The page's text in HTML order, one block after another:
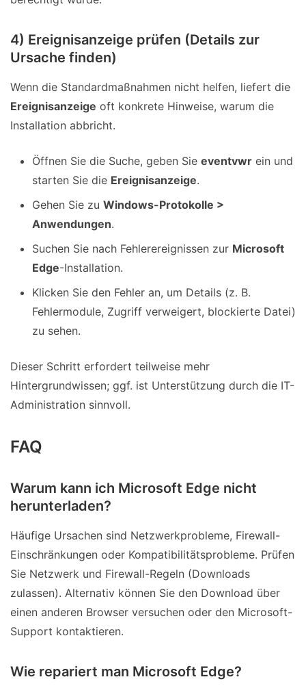
4) Ereignisanzeige prüfen (Details zur
Ursache finden)
Wenn die Standardmaßnahmen nicht helfen, liefert die
Ereignisanzeige oft konkrete Hinweise, warum die
Installation abbricht.
Öffnen Sie die Suche, geben Sie eventvwr ein und
starten Sie die Ereignisanzeige.
Gehen Sie zu Windows-Protokolle >
Anwendungen.
Suchen Sie nach Fehlerereignissen zur Microsoft
Edge-Installation.
Klicken Sie den Fehler an, um Details (z. B.
Fehlermodule, Zugriff verweigert, blockierte Datei)
zu sehen.
Dieser Schritt erfordert teilweise mehr
Hintergrundwissen; ggf. ist Unterstützung durch die IT-
Administration sinnvoll.
FAQ
Warum kann ich Microsoft Edge nicht
herunterladen?
Häufige Ursachen sind Netzwerkprobleme, Firewall-
Einschränkungen oder Kompatibilitätsprobleme. Prüfen
Sie Netzwerk und Firewall-Regeln (Downloads
zulassen). Alternativ können Sie den Download über
einen anderen Browser versuchen oder den Microsoft-
Support kontaktieren.
Wie repariert man Microsoft Edge?